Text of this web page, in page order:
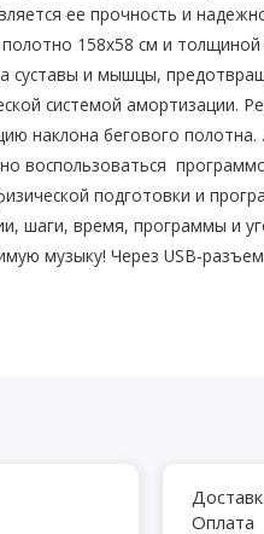
ее прочность и
158х58 см и
суставы и мышцы,
системой амортизации.
наклона бегового
воспользоваться
подготовки и
шаги, время, программы
музыку! Через USB-
кислорода требуется
действий пользователя в
системы нажмите любуюОплата